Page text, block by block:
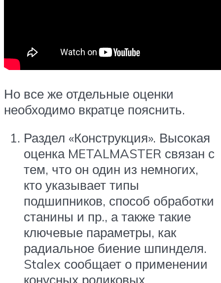
Но все же отдельные оценки
необходимо вкратце пояснить.
Раздел «Конструкция». Высокая
оценка METALMASTER связан с
тем, что он один из немногих,
кто указывает типы
подшипников, способ обработки
станины и пр., а также такие
ключевые параметры, как
радиальное биение шпинделя.
Stalex сообщает о применении
конусных роликовых